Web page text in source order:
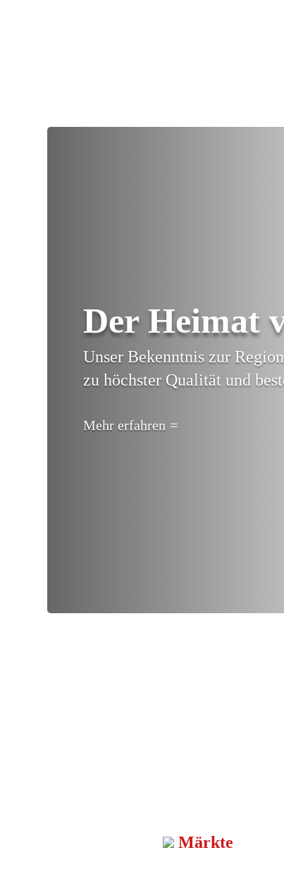
Der Heimat
Unser Bekenntnis zur
zu höchster Qualität und
Mehr erfahren
Märkte